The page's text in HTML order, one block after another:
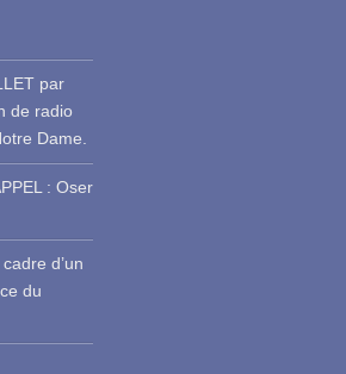
par
de radio
Dame.
: Oser
d’un
du